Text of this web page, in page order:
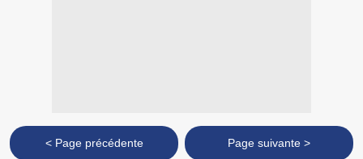
< Page précédente Page suivante >